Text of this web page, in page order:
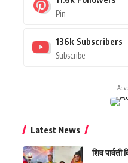
Pin
136k Subscribers
Subscribe
-
Latest News
शिव